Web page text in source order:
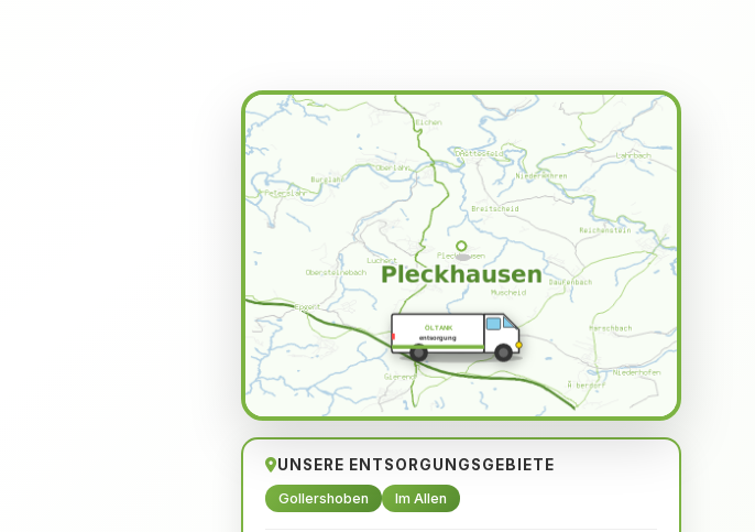
ÖLTANK
entsorgung
UNSERE ENTSORGUNGSGEBIETE
Gollershoben Im Allen